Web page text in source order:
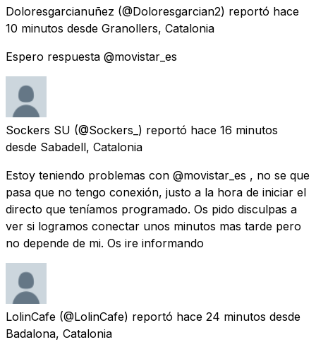
Doloresgarcianuñez (@Doloresgarcian2) reportó hace
10 minutos desde Granollers, Catalonia
Espero respuesta @movistar_es
Sockers SU (@Sockers_) reportó hace 16 minutos
desde Sabadell, Catalonia
Estoy teniendo problemas con @movistar_es , no se que
pasa que no tengo conexión, justo a la hora de iniciar el
directo que teníamos programado. Os pido disculpas a
ver si logramos conectar unos minutos mas tarde pero
no depende de mi. Os ire informando
LolinCafe (@LolinCafe) reportó hace 24 minutos desde
Badalona, Catalonia